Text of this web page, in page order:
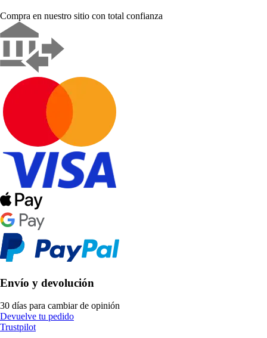
Compra en nuestro sitio con total confianza
Envío y devolución
30 días para cambiar de opinión
Devuelve tu pedido
Trustpilot